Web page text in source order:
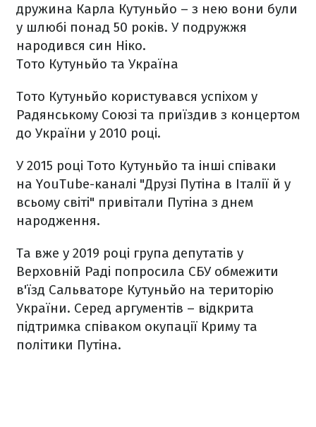
дружина Карла Кутуньйо – з нею вони були
у шлюбі понад 50 років. У подружжя
народився син Ніко.
Тото Кутуньйо та Україна
Тото Кутуньйо користувався успіхом у
Радянському Союзі та приїздив з концертом
до України у 2010 році.
У 2015 році Тото Кутуньйо та інші співаки
на YouTube-каналі "Друзі Путіна в Італії й у
всьому світі" привітали Путіна з днем
народження.
Та вже у 2019 році група депутатів у
Верховній Раді попросила СБУ обмежити
в'їзд Сальваторе Кутуньйо на територію
України. Серед аргументів – відкрита
підтримка співаком окупації Криму та
політики Путіна.